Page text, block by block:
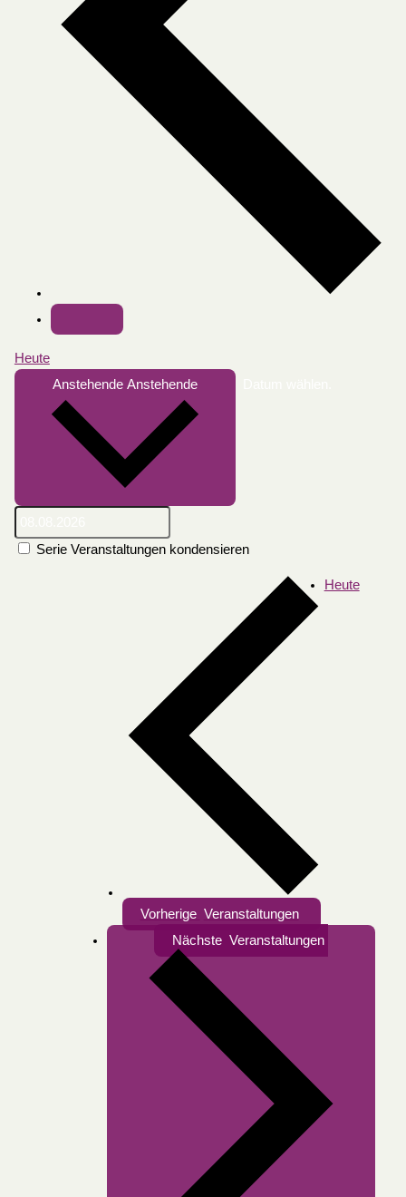
Heute
Anstehende Anstehende
Serie Veranstaltungen kondensieren
Vorherige Veranstaltungen
Heute
Nächste Veranstaltungen